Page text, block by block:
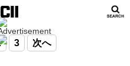
3 次へ